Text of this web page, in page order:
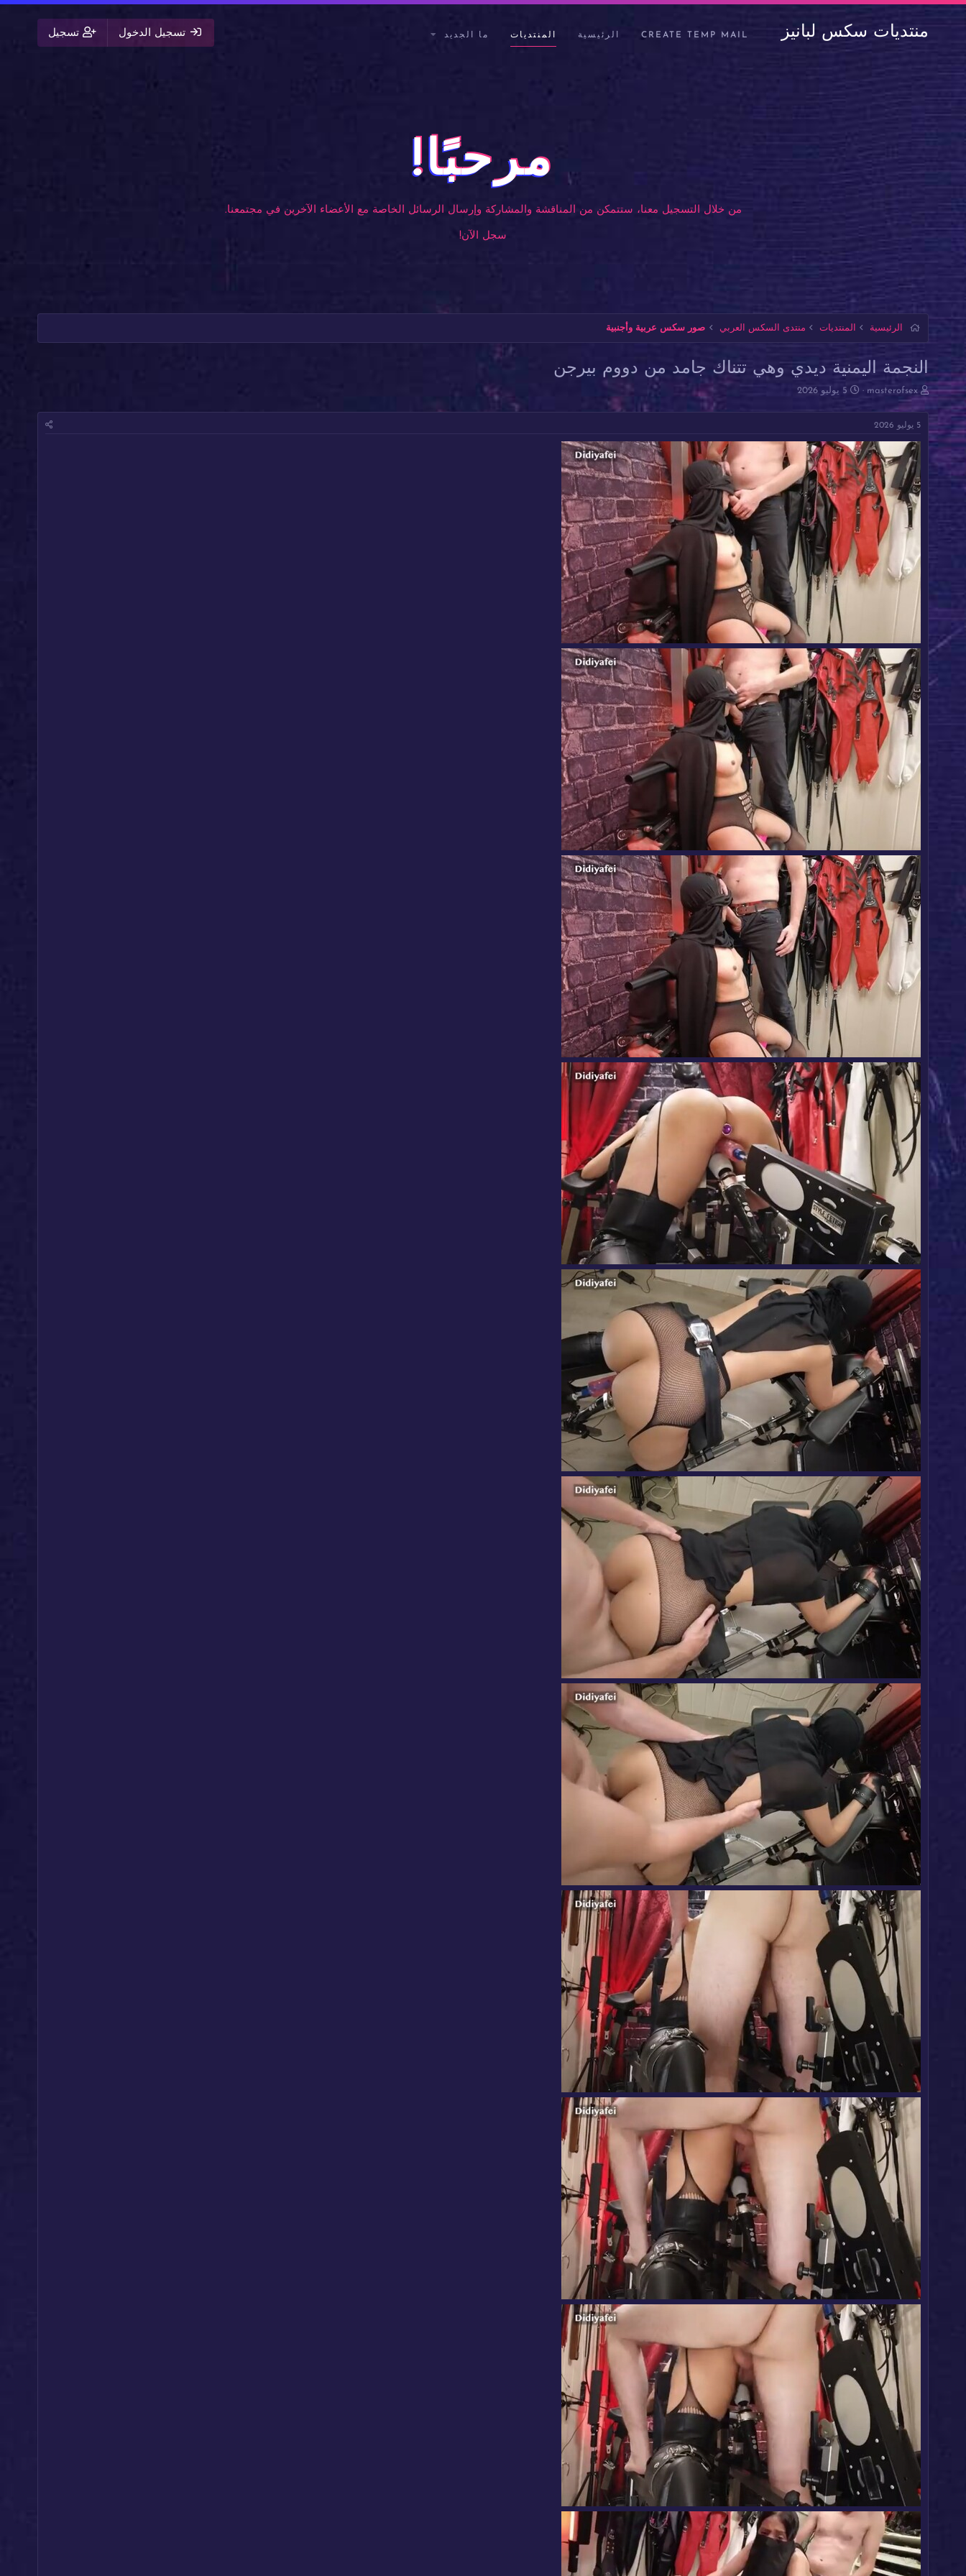
منتديات سكس لبانيز CREATE TEMP MAIL الرئيسية المنتديات ما الجديد تسجيل الدخول تسجيل
مرحبًا!
من خلال التسجيل معنا، ستتمكن من المناقشة والمشاركة وإرسال الرسائل الخاصة مع الأعضاء الآخرين في مجتمعنا.
سجل الآن!
الرئيسية المنتديات منتدى السكس العربي صور سكس عربية وأجنبية
النجمة اليمنية ديدي وهي تتناك جامد من دووم بيرجن
ب
ئ
ا
ل
م
و
ض
و
ع
masterofsex
ت
خ
ا
ل
ب
د
5 يوليو 2026
5 يوليو 2026